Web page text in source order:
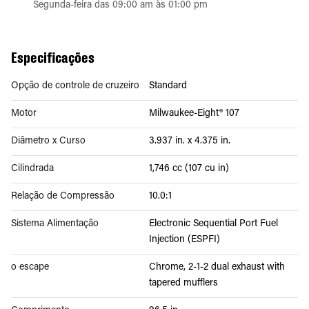
Segunda-feira das 09:00 am às 01:00 pm
Especificações
Opção de controle de cruzeiro Standard
Motor Milwaukee-Eight® 107
Diâmetro x Curso 3.937 in. x 4.375 in.
Cilindrada 1,746 cc (107 cu in)
Relação de Compressão 10.0:1
Sistema Alimentação
Electronic Sequential Port Fuel
Injection (ESPFI)
o escape
Chrome, 2-1-2 dual exhaust with
tapered mufflers